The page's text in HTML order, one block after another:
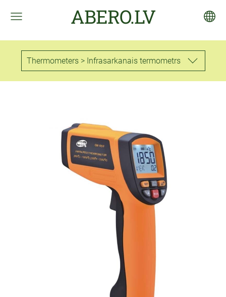
ABERO.LV
Thermometers > Infrasarkanais termometrs